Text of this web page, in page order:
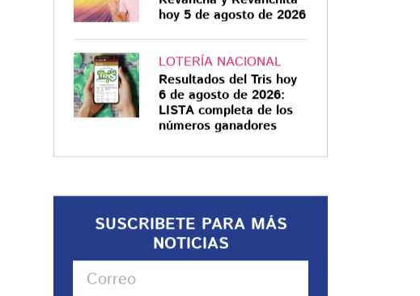
hoy 5 de agosto de 2026
LOTERÍA NACIONAL
Resultados del Tris hoy
6 de agosto de 2026:
LISTA completa de los
números ganadores
SUSCRIBETE PARA MÁS
NOTICIAS